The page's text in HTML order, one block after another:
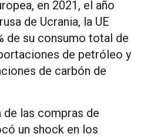
en 2021, el año
de Ucrania, la UE
de su consumo total de
de petróleo y
de carbón de
de las compras de
un shock en los